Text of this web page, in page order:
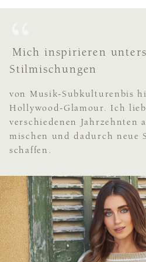
Mich inspirieren
Stilmischungen
von Musik-Subkulturenbis
Hollywood-Glamour. Ich
verschiedenen Jahrzehnten
mischen und dadurch neue
schaffen.